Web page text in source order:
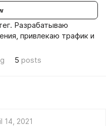
Разрабатываю
привлекаю трафик и
5 posts
14, 2021